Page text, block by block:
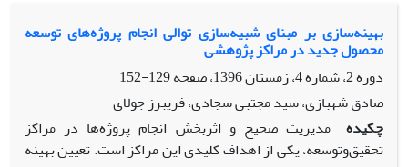
بهینه‌سازی بر مبنای شبیه‌سازی توالی انجام پروژه‌های توسعه
محصول جدید در مراکز پژوهشی
دوره 2، شماره 4، زمستان 1396، صفحه
129-152
صادق شهبازی، سید مجتبی سجادی، فریبرز جولای
چکیده مدیریت صحیح و اثربخش انجام پروژه‌ها در مراکز
تحقیق‌وتوسعه، یکی از اهداف کلیدی این مراکز است. تعیین بهینه